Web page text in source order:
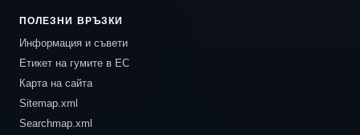
ПОЛЕЗНИ ВРЪЗКИ
Информация и съвети
Етикет на гумите в ЕС
Карта на сайта
Sitemap.xml
Searchmap.xml